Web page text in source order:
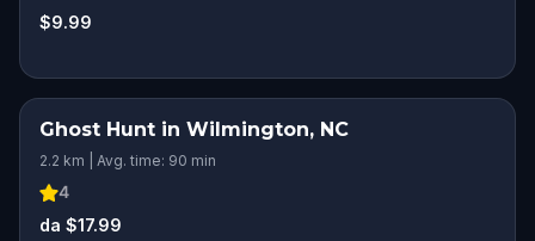
$9.99
Ghost Hunt in Wilmington, NC
2.2 km | Avg. time: 90 min
4
da $17.99